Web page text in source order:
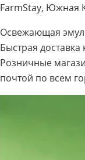
FarmStay, Южная
Освежающая
Быстрая
Розничные
почтой по всем